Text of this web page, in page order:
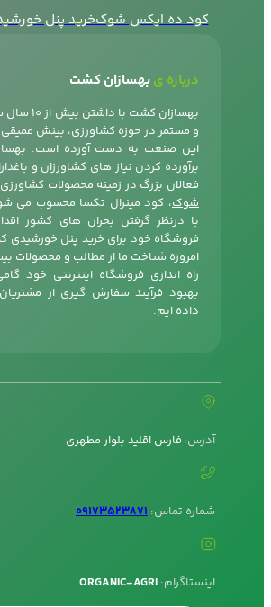
کود ده ایکس شوکخرید پنل
درباره یبهسازان کشت
بهسازان کشت
و مستمر در حوزه کشاورزی، بینش
این صنعت به دست آورده است.
برآورده کردن نیاز های کشاورزان و
فعالان بزرگ در زمینه محصولات کشاورزی
شوک، کود مینرال تکسا محسوب می
با درنظر گرفتن بحران های کشور
فروشگاه خود برای خرید پنل خورشیدی
امروزه شناخت ما از مطالب و محصولات
راه اندازی فروشگاه اینترنتی خود
بهبود فرآیند سفارش گیری از
داده ایم.
آدرس: فارس اقلید بلوار مطهری
شماره تماس: 09173523871
اینستاگرام: ORGANIC-AGRI